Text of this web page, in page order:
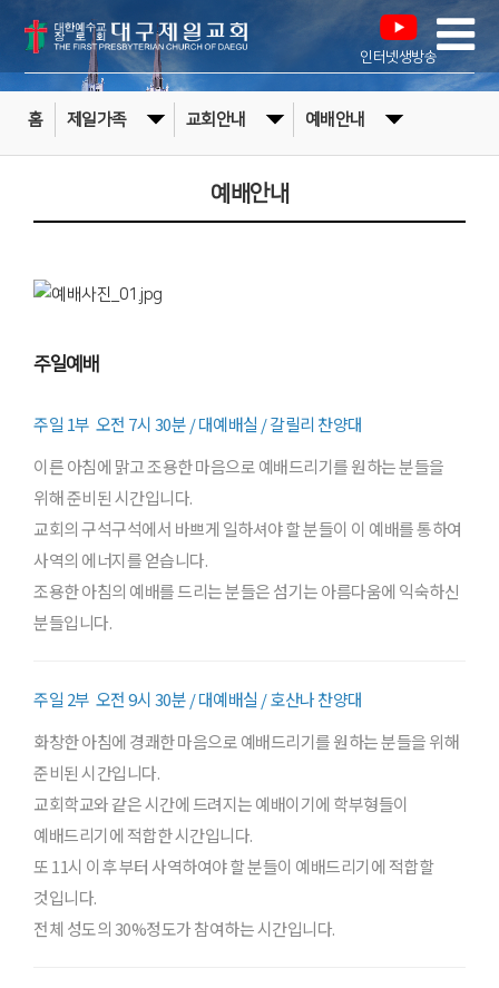
인터넷생방송
홈 제일가족 교회안내 예배안내
예배안내
주일예배
주일 1부 오전 7시 30분 / 대예배실 / 갈릴리 찬양대
이른 아침에 맑고 조용한 마음으로 예배드리기를 원하는 분들을
위해 준비된 시간입니다.
교회의 구석구석에서 바쁘게 일하셔야 할 분들이 이 예배를 통하여
사역의 에너지를 얻습니다.
조용한 아침의 예배를 드리는 분들은 섬기는 아름다움에 익숙하신
분들입니다.
주일 2부 오전 9시 30분 / 대예배실 / 호산나 찬양대
화창한 아침에 경쾌한 마음으로 예배드리기를 원하는 분들을 위해
준비된 시간입니다.
교회학교와 같은 시간에 드려지는 예배이기에 학부형들이
예배드리기에 적합한 시간입니다.
또 11시 이후 부터 사역하여야 할 분들이 예배드리기에 적합할
것입니다.
전체 성도의 30%정도가 참여하는 시간입니다.